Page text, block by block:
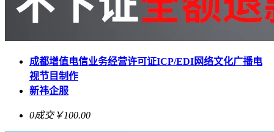
成都增值电信业务经营许可证ICP/EDI网络文化广播电
视节目制作
新祎企服
0成交￥100.00